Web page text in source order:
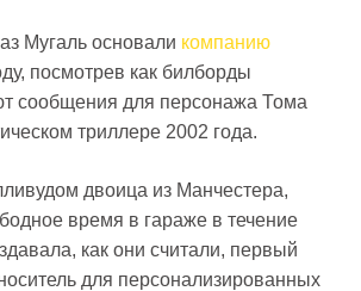
Мугаль основали компанию
посмотрев как билборды
сообщения для персонажа Тома
триллере 2002 года.
двоица из Манчестера,
время в гараже в течение
как они считали, первый
для персонализированных